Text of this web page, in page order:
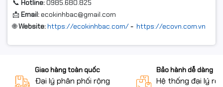
📞 Hotline:0985.680.825
📩Email:ecokinhbac@gmail.com
🌐Website:https://ecokinhbac.com/- https://ecovn.com.vn
Giao hàng toàn quốc
Đại lý phân phối rộng
Bảo hành dễ dàng
Hệ thống đại lý